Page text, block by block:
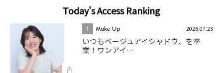
Today's Access Ranking
1 Make Up 2026.07.23
いつもベージュアイシャドウ、を卒
業！ワンアイ…